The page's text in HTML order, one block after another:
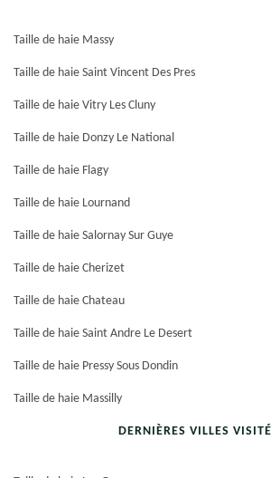
Taille de haie Massy
Taille de haie Saint Vincent Des Pres
Taille de haie Vitry Les Cluny
Taille de haie Donzy Le National
Taille de haie Flagy
Taille de haie Lournand
Taille de haie Salornay Sur Guye
Taille de haie Cherizet
Taille de haie Chateau
Taille de haie Saint Andre Le Desert
Taille de haie Pressy Sous Dondin
Taille de haie Massilly
DERNIÈRES VILLES